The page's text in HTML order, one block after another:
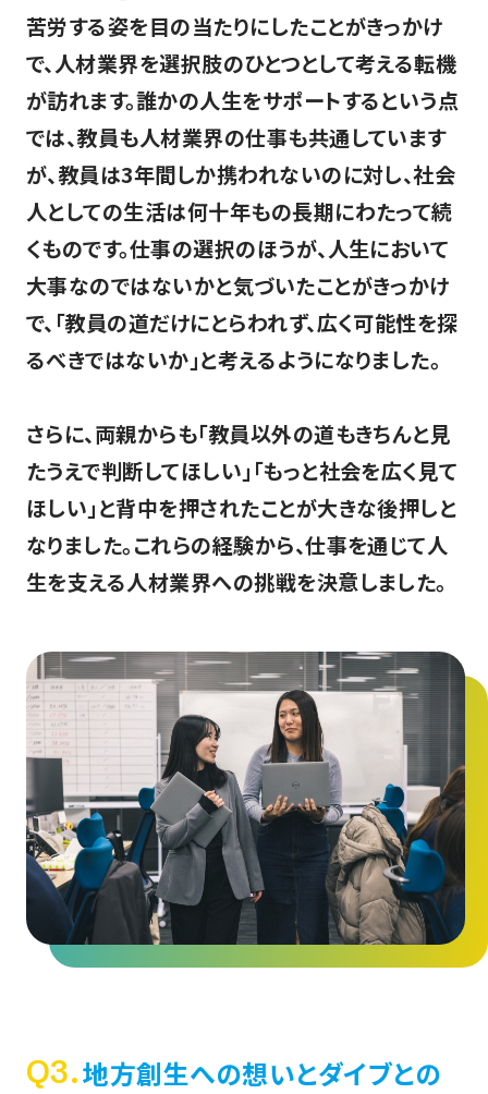
苦労する姿を目の当たりにしたことがきっかけ
で、人材業界を選択肢のひとつとして考える転機
が訪れます。誰かの人生をサポートするという点
では、教員も人材業界の仕事も共通しています
が、教員は3年間しか携われないのに対し、社会
人としての生活は何十年もの長期にわたって続
くものです。仕事の選択のほうが、人生において
大事なのではないかと気づいたことがきっかけ
で、「教員の道だけにとらわれず、広く可能性を探
るべきではないか」と考えるようになりました。
さらに、両親からも「教員以外の道もきちんと見
たうえで判断してほしい」「もっと社会を広く見て
ほしい」と背中を押されたことが大きな後押しと
なりました。これらの経験から、仕事を通じて人
生を支える人材業界への挑戦を決意しました。
Q3.地方創生への想いとダイブとの